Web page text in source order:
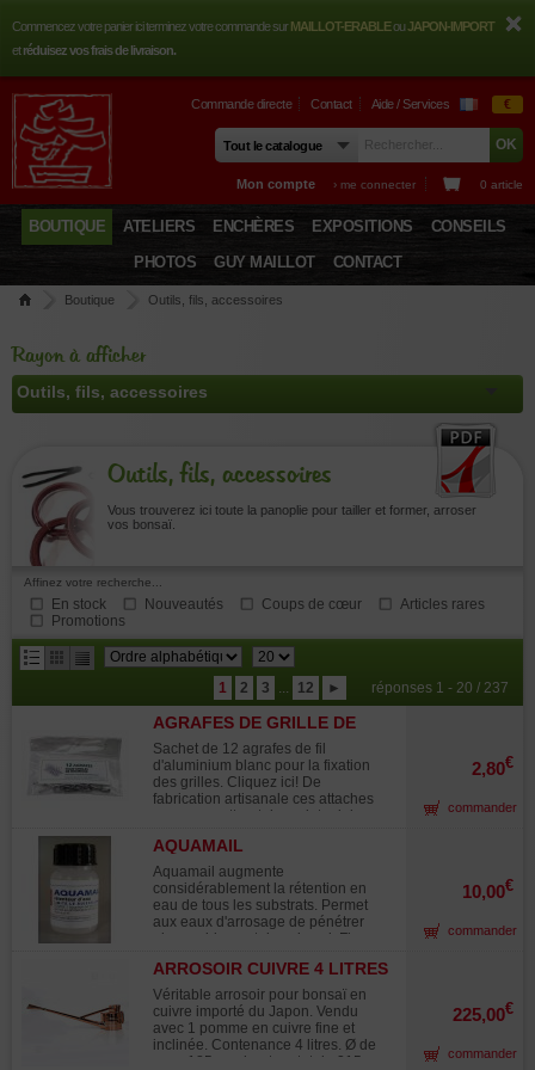
Commencez votre panier ici terminez votre commande surMAILLOT-ERABLEouJAPON-IMPORT
etréduisez vos frais de livraison.
Commande directe Contact Aide / Services €
Mon compte › me connecter 0 article
BOUTIQUE ATELIERS ENCHÈRES EXPOSITIONS
CONSEILS
PHOTOS
GUY MAILLOT CONTACT
Boutique Outils, fils, accessoires
Rayon à afficher
Outils, fils, accessoires
Vous trouverez ici toute la panoplie pour tailler et former, arroser
vos bonsaï.
Affinez votre recherche...
En stock Nouveautés Coups de cœur
Articles rares
Promotions
résultats
par
page
1 2 3 ... 12 ► réponses 1 - 20 / 237
AGRAFES DE GRILLE DE
DRAINAGE +- 12 MM
Sachet de 12 agrafes de fil
d'aluminium blanc pour la fixation
des grilles. Cliquez ici! De
fabrication artisanale ces attaches
vous permettront de maintenir les
poteries. En effet une grille de
drainage doit toujours être fixée au
contenant de manière à ce qu'elle
reste en place afin que le substrat ne
soit emporté par les arrosages
copieux et réguliers que nécessitent
2,80€
commander
AQUAMAIL
Aquamail augmente
considérablement la rétention en
eau de tous les substrats. Permet
aux eaux d'arrosage de pénétrer
plus rapidement dans le sol. Flacon
croûte à la surface de la terre.
Dosage 1 bouchon pour 10 litres
d'eau en arrosage une fois au
printemps et une fois en début d'été.
Conserver à l'abri de la lumière et du
gel. Utilisé par de nombreux
10,00€
commander
ARROSOIR CUIVRE 4 LITRES
Véritable arrosoir pour bonsaï en
cuivre importé du Japon. Vendu
avec 1 pomme en cuivre fine et
inclinée. Contenance 4 litres. Ø de
cuve 185 mm hauteur totale 215
225,00€
commander